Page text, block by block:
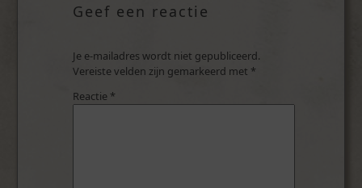
Geef een reactie
Je e-mailadres wordt niet gepubliceerd.
Vereiste velden zijn gemarkeerd met *
Reactie *